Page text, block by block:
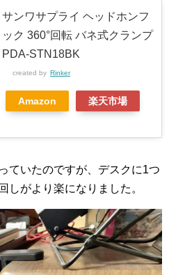
サンワサプライ ヘッドホンフ
ック 360°回転 バネ式クランプ
PDA-STN18BK
created by Rinker
Amazon 楽天市場
ていたのですが、デスクに1つ
しがより楽になりました。